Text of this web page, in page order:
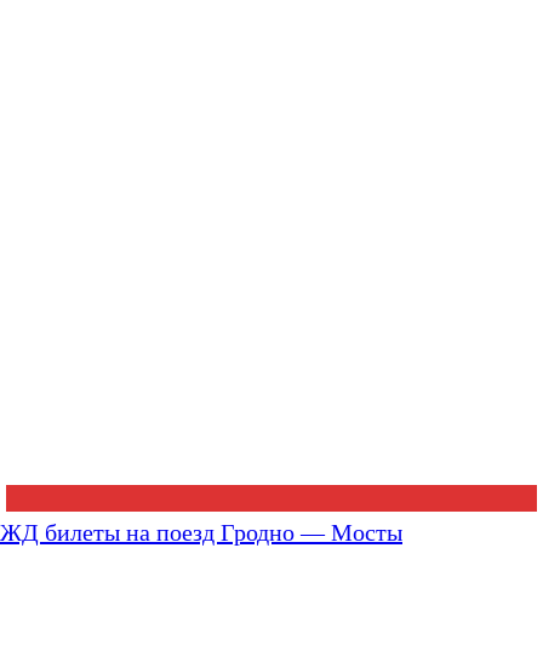
ЖД билеты на поезд Гродно — Мосты